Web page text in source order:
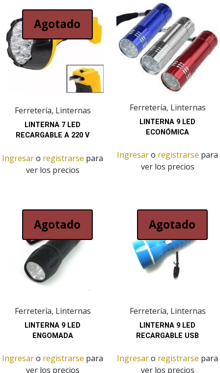
Agotado
Ferretería, Linternas
LINTERNA 7 LED
RECARGABLE A 220 V
Ingresaro registrarse para
ver los precios
Ferretería, Linternas
LINTERNA 9 LED
ECONÓMICA
Ingresaro registrarse para
ver los precios
Agotado
Ferretería, Linternas
LINTERNA 9 LED
ENGOMADA
Ingresaro registrarse para
ver los precios
Agotado
Ferretería, Linternas
LINTERNA 9 LED
RECARGABLE USB
Ingresaro registrarse para
ver los precios